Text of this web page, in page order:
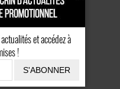
et accédez à
!
S'ABONNER